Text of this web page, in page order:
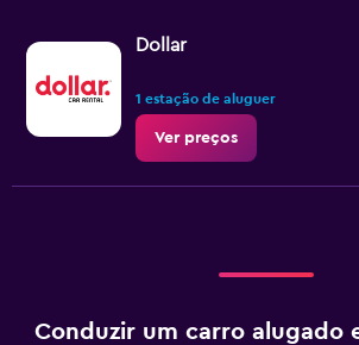
Dollar
1 estação de aluguer
Ver preços
Conduzir um carro alugado